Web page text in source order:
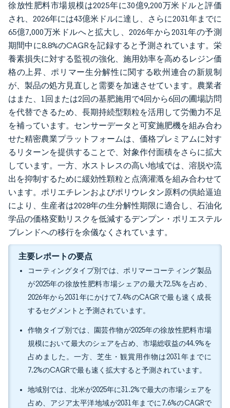
徐放性肥料市場規模は2025年に30億9,200万米ドルと評価
され、2026年には43億米ドルに達し、さらに2031年までに
65億7,000万米ドルへと拡大し、2026年から2031年の予測
期間中に8.8%のCAGRを記録すると予測されています。栄
養素損失に対する監視の強化、施用効率を高めるレジン価
格の上昇、ポリマー生分解性に関する欧州連合の新規制
が、製品の処方見直しと需要を加速させています。農業者
はまた、1回または2回の基肥施用で4回から6回の圃場訪問
を代替できるため、長期持続型顆粒を活用して労働力不足
を補っています。センサーデータと可変施肥機を組み合わ
せた精密農業プラットフォームは、価格プレミアムに対す
るリターンを提供することで、対象作付面積をさらに拡大
しています。一方、水ストレスの高い地域では、溶脱や流
出を抑制するために緩効性顆粒と点滴灌漑を組み合わせて
います。ポリエチレンおよびポリウレタン原料の供給逼迫
により、生産者は2028年の生分解性期限に適合し、石油化
学品の価格変動リスクを低減するデンプン・ポリエステル
ブレンドへの移行を余儀なくされています。
主要レポートの要点
コーティングタイプ別では、ポリマーコーティング製品
が2025年の徐放性肥料市場シェアの最大72.5%を占め、
2026年から2031年にかけて7.4%のCAGRで最も速く成長
するセグメントと予測されています。
作物タイプ別では、園芸作物が2025年の徐放性肥料市場
規模において最大のシェアを占め、市場総収益の44.9%を
占めました。一方、芝生・観賞用作物は2031年までに
7.2%のCAGRで最も速く拡大すると予測されています。
地域別では、北米が2025年に31.2%で最大の市場シェアを
占め、アジア太平洋地域が2031年までに7.6%のCAGRで